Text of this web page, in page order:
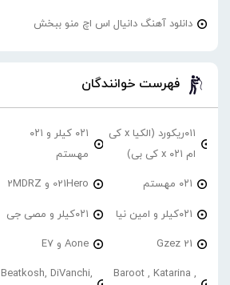
دانلود آهنگ دانیال اس اچ منو ببخش
فهرست خوانندگان
۰۱۱ریکورد (الکیا x کی
ام ۰۲۱ x کی بی)
۰۲۱ کیلر و ۰۲۱
مهستم
۰۲۱ مهستم 021Hero و 2MDRZ
۰۲۱کیلر و امین نیا ۰۲۱کیلر و مصی جی
21 Gzez Aone و E7
Baroot , Katarina ,
Beatkosh, DiVanchi,